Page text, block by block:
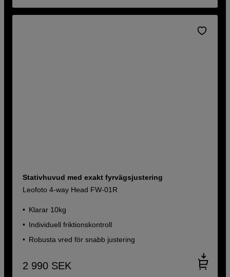
Stativhuvud med exakt fyrvägsjustering
Leofoto 4-way Head FW-01R
Klarar 10kg
Individuell friktionskontroll
Robusta vred för snabb justering
2 990 SEK